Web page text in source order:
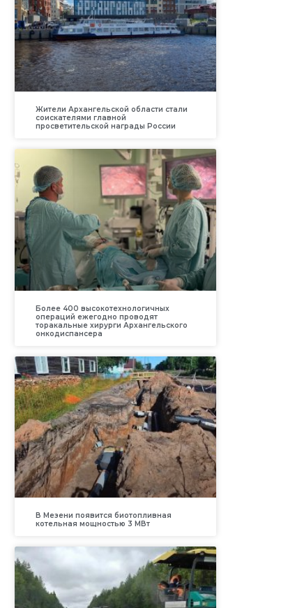
Жители Архангельской области стали
соискателями главной
просветительской награды России
Более 400 высокотехнологичных
операций ежегодно проводят
торакальные хирурги Архангельского
онкодиспансера
В Мезени появится биотопливная
котельная мощностью 3 МВт